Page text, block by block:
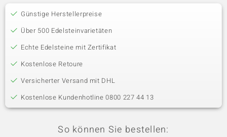
Günstige Herstellerpreise
Über 500 Edelsteinvarietäten
Echte Edelsteine mit Zertifikat
Kostenlose Retoure
Versicherter Versand mit DHL
Kostenlose Kundenhotline 0800 227 44 13
So können Sie bestellen: